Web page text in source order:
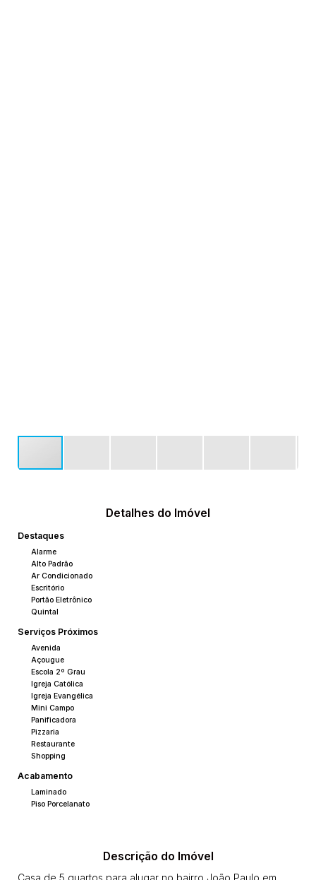
Detalhes do Imóvel
Destaques
Alarme
Alto Padrão
Ar Condicionado
Escritório
Portão Eletrônico
Quintal
Serviços Próximos
Avenida
Açougue
Escola 2º Grau
Igreja Católica
Igreja Evangélica
Mini Campo
Panificadora
Pizzaria
Restaurante
Shopping
Acabamento
Laminado
Piso Porcelanato
Descrição do Imóvel
Casa de 5 quartos para alugar no bairro João Paulo em